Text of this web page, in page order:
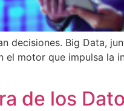
decisiones. Big Data,
motor que impulsa la
de los